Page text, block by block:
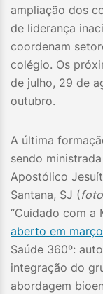
ampliação dos
de liderança
coordenam
colégio. Os
de julho, 29 de
outubro.
A última
sendo
Apostólico
Santana, SJ (
“Cuidado com a
aberto em março
Saúde 360º:
integração do
abordagem